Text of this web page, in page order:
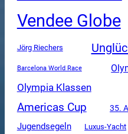
Vendee Globe
Jörg Riechers
Barcelona World Race
Olympia Klassen
Americas Cup 35.
Jugendsegeln Luxus-Yacht